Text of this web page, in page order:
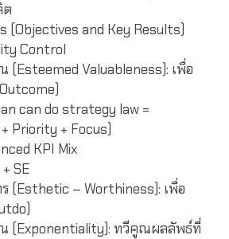
ต
(Objectives and Key Results)
Control
(Esteemed Valuableness): เพื่อ
can do strategy law =
Priority + Focus)
KPI Mix
SE
(Esthetic – Worthiness): เพื่อ
(Exponentiality): ทวีคูณผลลัพธ์ที่